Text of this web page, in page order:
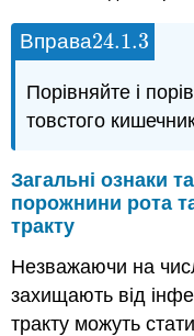
Вправа24.1.3
24.1.3
Порівняйте і
товстого
Загальні ознаки
порожнини рота
тракту
Незважаючи на
захищають від
тракту можуть